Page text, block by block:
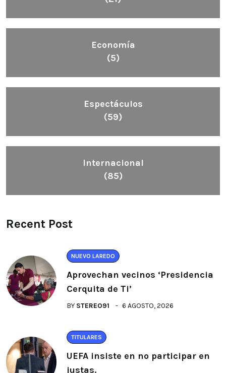
Economía
(5)
Espectáculos
(59)
Internacional
(85)
Recent Post
NUEVO LAREDO
Aprovechan vecinos ‘Presidencia
Cerquita de Ti’
BY STEREO91 6 AGOSTO, 2026
TITULARES
UEFA insiste en no participar en
justas.